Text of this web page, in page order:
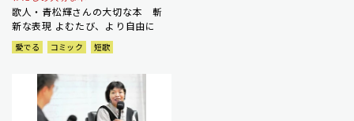
歌人・青松輝さんの大切な本 斬
新な表現 よむたび、より自由に
愛でる コミック 短歌